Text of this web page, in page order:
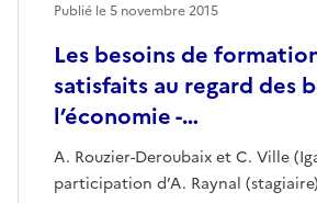
Les besoins de
satisfaits au regard des
l’économie -…
A. Rouzier-Deroubaix et C. Ville
participation d’A. Raynal (stagiaire)
Publié le5 novembre 2015